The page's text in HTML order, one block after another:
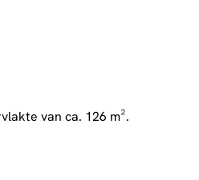
van ca. 126 m².